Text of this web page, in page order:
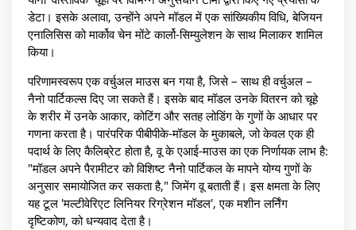
डेटा। इसके अलावा, उन्होंने अपने मॉडल में एक सांख्यिकीय विधि, बेजियन
एनालिसिस को मार्कोव चेन मोंटे कार्लो-सिम्युलेशन के साथ मिलाकर शामिल
किया।
परिणामस्वरूप एक वर्चुअल माउस बन गया है, जिसे – साथ ही वर्चुअल –
नैनो पार्टिकल्स दिए जा सकते हैं। इसके बाद मॉडल उनके वितरन को चूहे
के शरीर में उनके आकार, कोटिंग और सतह लोडिंग के गुणों के आधार पर
गणना करता है। पारंपरिक पीबीपीके-मॉडल के मुकाबले, जो केवल एक ही
पदार्थ के लिए कैलिब्रेट होता है, वू के एआई-माउस का एक निर्णायक लाभ है:
"मॉडल अपने पैरामीटर को विशिष्ट नैनो पार्टिकल के मापने योग्य गुणों के
अनुसार समायोजित कर सकता है," जिमेंग वू बताती हैं। इस क्षमता के लिए
यह टूल 'मल्टीवेरिएट लिनियर रिग्रेशन मॉडल', एक मशीन लर्निंग
दृष्टिकोण, को धन्यवाद देता है।